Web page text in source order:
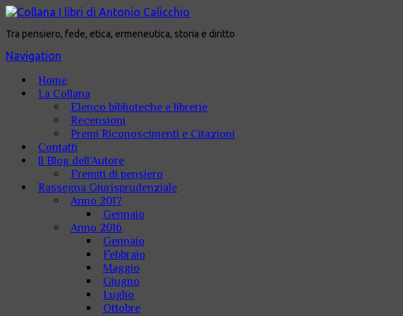
Tra pensiero, fede, etica, ermeneutica, storia e diritto
Navigation
Home
La Collana
Elenco biblioteche e librerie
Recensioni
Premi Riconoscimenti e Citazioni
Contatti
Il Blog dell’Autore
Fremiti di pensiero
Rassegna Giurisprudenziale
Anno 2017
Gennaio
Anno 2016
Gennaio
Febbraio
Maggio
Giugno
Luglio
Ottobre